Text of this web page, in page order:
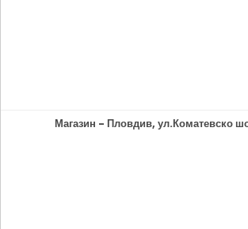
Магазин - Пловдив, ул.Коматевско